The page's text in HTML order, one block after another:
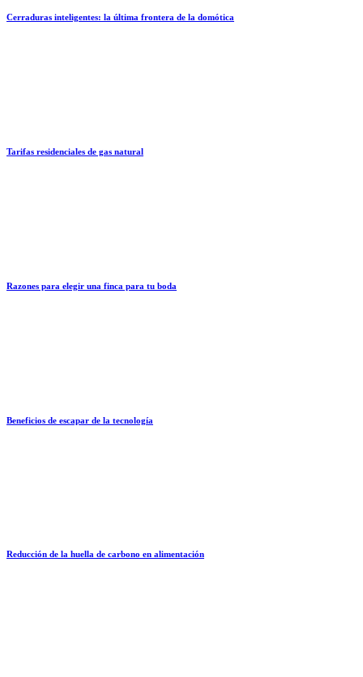
Cerraduras inteligentes: la última frontera de la domótica
Tarifas residenciales de gas natural
Razones para elegir una finca para tu boda
Beneficios de escapar de la tecnología
Reducción de la huella de carbono en alimentación